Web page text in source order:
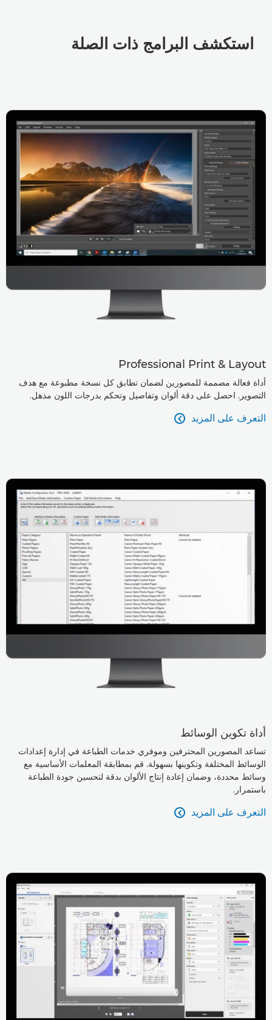
استكشف البرامج ذات الصلة
Professional Print & Layout
أداة فعالة مصممة للمصورين لضمان تطابق كل نسخة مطبوعة مع هدف
التصوير. احصل على دقة ألوان وتفاصيل وتحكم بدرجات اللون مذهل.
التعرف على المزيد 
أداة تكوين الوسائط
تساعد المصورين المحترفين وموفري خدمات الطباعة في إدارة إعدادات
الوسائط المختلفة وتكوينها بسهولة. قم بمطابقة المعلمات الأساسية مع
وسائط محددة، وضمان إعادة إنتاج الألوان بدقة لتحسين جودة الطباعة
باستمرار.
التعرف على المزيد 